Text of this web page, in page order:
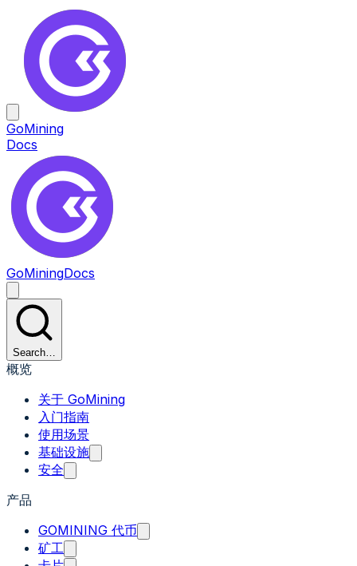
GoMining
Docs
GoMiningDocs
Search…
概览
关于 GoMining
入门指南
使用场景
基础设施
安全
产品
GOMINING 代币
矿工